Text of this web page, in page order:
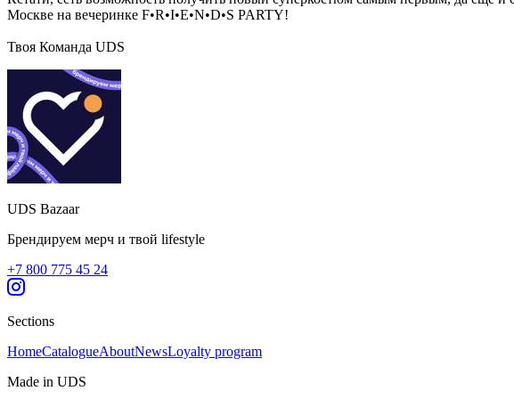
Москве на вечеринке F•R•I•E•N•D•S PARTY!
Твоя Команда UDS
UDS Bazaar
Брендируем мерч и твой lifestyle
+7 800 775 45 24
Sections
HomeCatalogueAboutNewsLoyalty program
Made in UDS